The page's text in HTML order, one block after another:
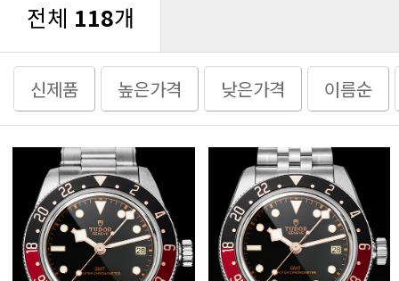
전체 118개
신제품 높은가격 낮은가격 이름순